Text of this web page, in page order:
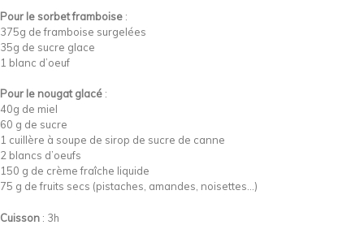
Pour le sorbet framboise :
375g de framboise surgelées
35g de sucre glace
1 blanc d’oeuf
Pour le nougat glacé :
40g de miel
60 g de sucre
1 cuillère à soupe de sirop de sucre de canne
2 blancs d’oeufs
150 g de crème fraîche liquide
75 g de fruits secs (pistaches, amandes, noisettes…)
Cuisson : 3h